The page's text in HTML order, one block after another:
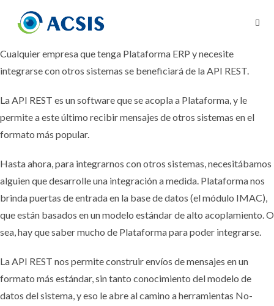
Cualquier empresa que tenga Plataforma ERP y necesite
integrarse con otros sistemas se beneficiará de la API REST.
La API REST es un software que se acopla a Plataforma, y le
permite a este último recibir mensajes de otros sistemas en el
formato más popular.
Hasta ahora, para integrarnos con otros sistemas, necesitábamos
alguien que desarrolle una integración a medida. Plataforma nos
brinda puertas de entrada en la base de datos (el módulo IMAC),
que están basados en un modelo estándar de alto acoplamiento. O
sea, hay que saber mucho de Plataforma para poder integrarse.
La API REST nos permite construir envíos de mensajes en un
formato más estándar, sin tanto conocimiento del modelo de
datos del sistema, y eso le abre al camino a herramientas No-